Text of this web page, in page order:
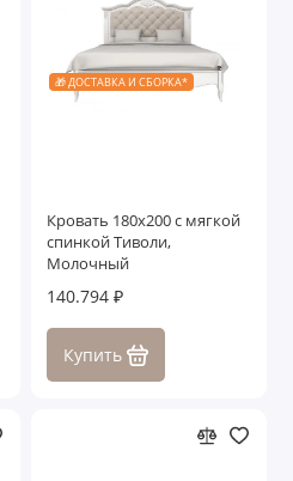
🎁 ДОСТАВКА И СБОРКА*
Кровать 180x200 с мягкой
спинкой Тиволи,
Молочный
140.794 ₽
Купить